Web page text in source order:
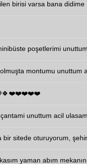
birisi varsa bana didime
poşetlerimi
montumu unuttum
unuttum acil
bir sitede oturuyorum,
yaman abım